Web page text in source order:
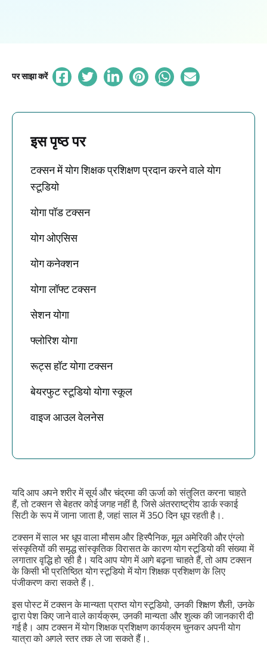
पर साझा करें
इस पृष्ठ पर
टक्सन में योग शिक्षक प्रशिक्षण प्रदान करने वाले योग
स्टूडियो
योगा पॉड टक्सन
योग ओएसिस
योग कनेक्शन
योगा लॉफ्ट टक्सन
सेशन योगा
फ्लोरिश योगा
रूट्स हॉट योगा टक्सन
बेयरफुट स्टूडियो योगा स्कूल
वाइज आउल वेलनेस
यदि आप अपने शरीर में सूर्य और चंद्रमा की ऊर्जा को संतुलित करना चाहते
हैं, तो टक्सन से बेहतर कोई जगह नहीं है, जिसे अंतरराष्ट्रीय डार्क स्काई
सिटी के रूप में जाना जाता है, जहां साल में 350 दिन धूप रहती है।.
टक्सन में साल भर धूप वाला मौसम और हिस्पैनिक, मूल अमेरिकी और एंग्लो
संस्कृतियों की समृद्ध सांस्कृतिक विरासत के कारण योग स्टूडियो की संख्या में
लगातार वृद्धि हो रही है। यदि आप योग में आगे बढ़ना चाहते हैं, तो आप टक्सन
के किसी भी प्रतिष्ठित योग स्टूडियो में योग शिक्षक प्रशिक्षण के लिए
पंजीकरण करा सकते हैं।.
इस पोस्ट में टक्सन के मान्यता प्राप्त योग स्टूडियो, उनकी शिक्षण शैली, उनके
द्वारा पेश किए जाने वाले कार्यक्रम, उनकी मान्यता और शुल्क की जानकारी दी
गई है। आप टक्सन में योग शिक्षक प्रशिक्षण कार्यक्रम चुनकर अपनी योग
यात्रा को अगले स्तर तक ले जा सकते हैं।.